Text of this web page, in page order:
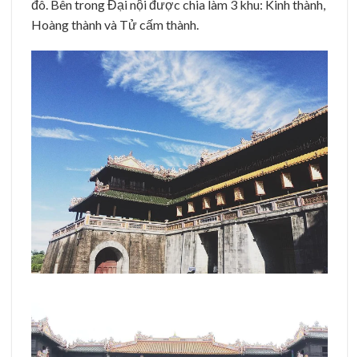
đô. Bên trong Đại nội được chia làm 3 khu: Kinh thành,
Hoàng thành và Tử cấm thành.